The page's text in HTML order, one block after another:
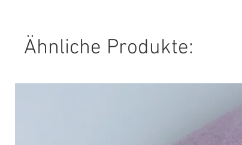
Ähnliche Produkte: